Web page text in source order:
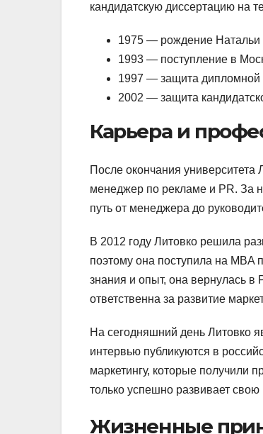
кандидатскую диссертацию на
1975 — рождение Натальи
1993 — поступление в
1997 — защита дипломной
2002 — защита
Карьера и
После окончания университета
менеджер по рекламе и PR. За
путь от менеджера до
В 2012 году Литовко решила
поэтому она поступила на
знания и опыт, она вернулась
ответственна за развитие
На сегодняшний день Литовко
интервью публикуются в
маркетингу, которые получили
только успешно развивает
Жизненные